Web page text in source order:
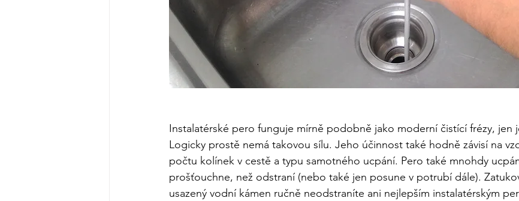
Instalatérské pero funguje mírně podobně jako moderní čistící frézy, jen
Logicky prostě nemá takovou sílu. Jeho účinnost také hodně závisí na
počtu kolínek v cestě a typu samotného ucpání. Pero také mnohdy
prošťouchne, než odstraní (nebo také jen posune v potrubí dále).
usazený vodní kámen ručně neodstraníte ani nejlepším instalatérským